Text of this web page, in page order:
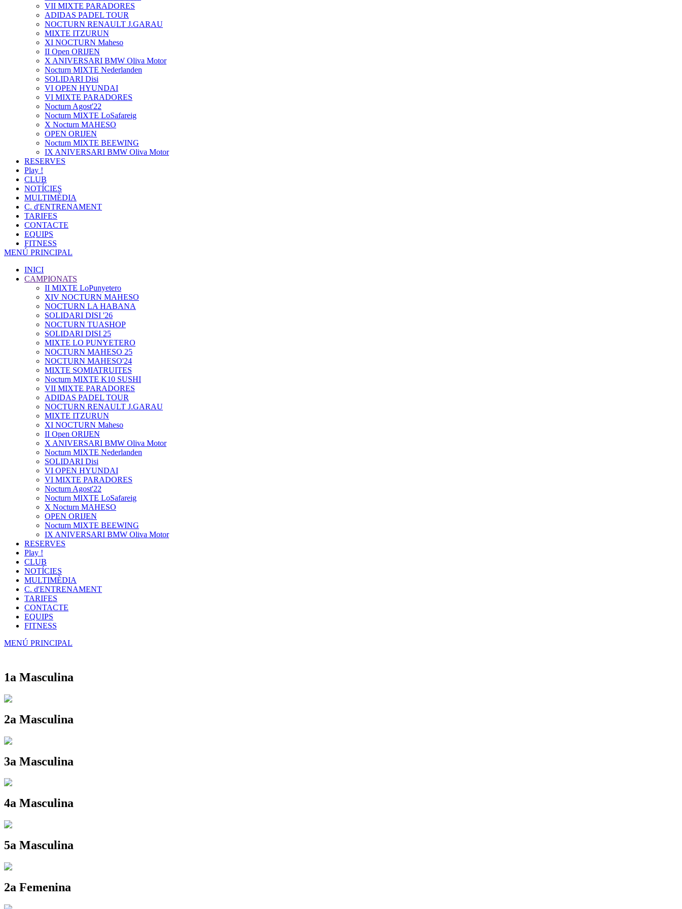
VII MIXTE PARADORES
ADIDAS PADEL TOUR
NOCTURN RENAULT J.GARAU
MIXTE ITZURUN
XI NOCTURN Maheso
II Open ORIJEN
X ANIVERSARI BMW Oliva Motor
Nocturn MIXTE Nederlanden
SOLIDARI Disi
VI OPEN HYUNDAI
VI MIXTE PARADORES
Nocturn Agost'22
Nocturn MIXTE LoSafareig
X Nocturn MAHESO
OPEN ORIJEN
Nocturn MIXTE BEEWING
IX ANIVERSARI BMW Oliva Motor
RESERVES
Play !
CLUB
NOTÍCIES
MULTIMÈDIA
C. d'ENTRENAMENT
TARIFES
CONTACTE
EQUIPS
FITNESS
MENÚ PRINCIPAL
INICI
CAMPIONATS
II MIXTE LoPunyetero
XIV NOCTURN MAHESO
NOCTURN LA HABANA
SOLIDARI DISI '26
NOCTURN TUASHOP
SOLIDARI DISI 25
MIXTE LO PUNYETERO
NOCTURN MAHESO 25
NOCTURN MAHESO'24
MIXTE SOMIATRUITES
Nocturn MIXTE K10 SUSHI
VII MIXTE PARADORES
ADIDAS PADEL TOUR
NOCTURN RENAULT J.GARAU
MIXTE ITZURUN
XI NOCTURN Maheso
II Open ORIJEN
X ANIVERSARI BMW Oliva Motor
Nocturn MIXTE Nederlanden
SOLIDARI Disi
VI OPEN HYUNDAI
VI MIXTE PARADORES
Nocturn Agost'22
Nocturn MIXTE LoSafareig
X Nocturn MAHESO
OPEN ORIJEN
Nocturn MIXTE BEEWING
IX ANIVERSARI BMW Oliva Motor
RESERVES
Play !
CLUB
NOTÍCIES
MULTIMÈDIA
C. d'ENTRENAMENT
TARIFES
CONTACTE
EQUIPS
FITNESS
MENÚ PRINCIPAL
1a Masculina
2a Masculina
3a Masculina
4a Masculina
5a Masculina
2a Femenina